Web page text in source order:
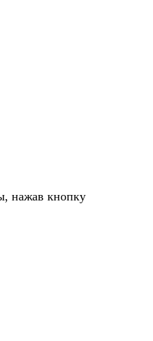
нажав кнопку